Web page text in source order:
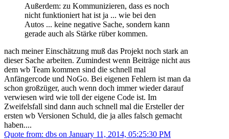
Außerdem: zu Kommunizieren, dass es noch
nicht funktioniert hat ist ja ... wie bei den
Autos ... keine negative Sache, sondern kann
gerade auch als Stärke rüber kommen.
nach meiner Einschätzung muß das Projekt noch stark an
dieser Sache arbeiten. Zumindest wenn Beiträge nicht aus
dem wb Team kommen sind die schnell mal
Anfängercode und NoGo. Bei eigenen Fehlern ist man da
schon großzüger, auch wenn doch immer wieder darauf
verwiesen wird wie toll der eigene Code ist. Im
Zweifelsfall sind dann auch schnell mal die Ersteller der
ersten wb Versionen Schuld, die ja alles falsch gemacht
haben....
Quote from: dbs on January 11, 2014, 05:25:30 PM